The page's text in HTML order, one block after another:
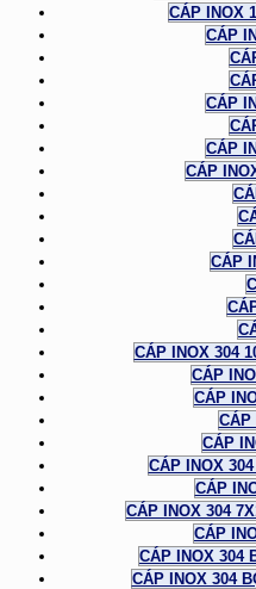
CÁP INOX
CÁP
CÁP
CÁP
CÁP
CÁP
CÁP INOX 304
CÁP
CÁP
CÁP
CÁP
CÁP INOX
CÁP
CÁP INOX 304
CÁP
CÁP INOX 304
CÁP INOX 304